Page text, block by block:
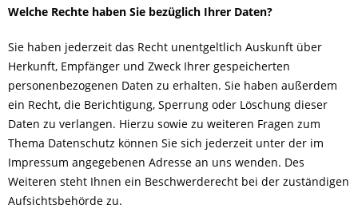
Welche Rechte haben Sie bezüglich Ihrer Daten?
Sie haben jederzeit das Recht unentgeltlich Auskunft über
Herkunft, Empfänger und Zweck Ihrer gespeicherten
personenbezogenen Daten zu erhalten. Sie haben außerdem
ein Recht, die Berichtigung, Sperrung oder Löschung dieser
Daten zu verlangen. Hierzu sowie zu weiteren Fragen zum
Thema Datenschutz können Sie sich jederzeit unter der im
Impressum angegebenen Adresse an uns wenden. Des
Weiteren steht Ihnen ein Beschwerderecht bei der zuständigen
Aufsichtsbehörde zu.